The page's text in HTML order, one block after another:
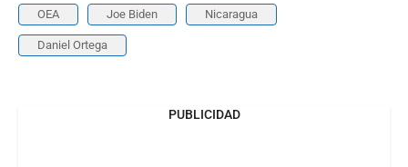
OEA Joe Biden Nicaragua
Daniel Ortega
PUBLICIDAD